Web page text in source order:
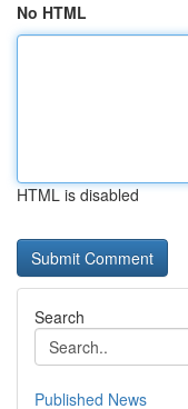
No HTML
HTML is disabled
Search
Published News